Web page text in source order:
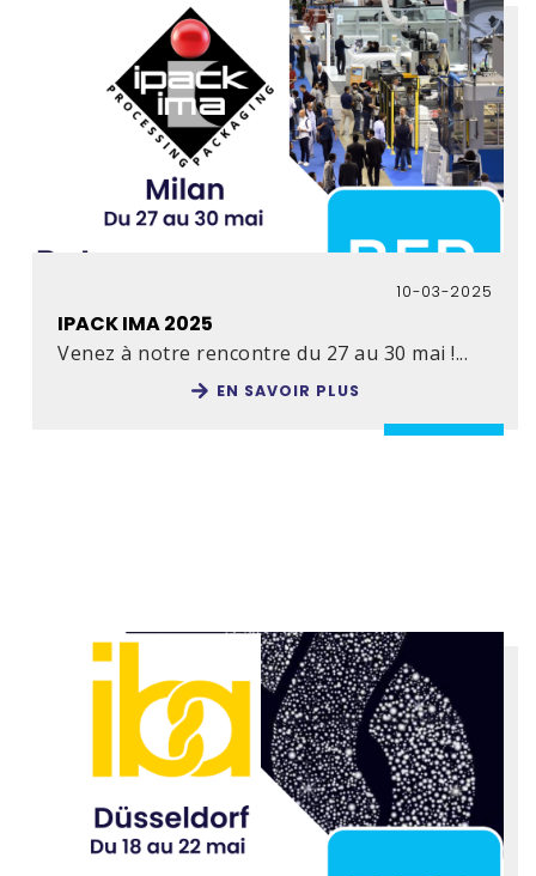
10-03-2025
IPACK IMA 2025
Venez à notre rencontre du 27 au 30 mai !...
EN SAVOIR PLUS